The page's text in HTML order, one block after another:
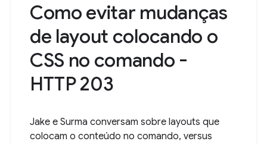
Como evitar mudanças
de layout colocando o
CSS no comando -
HTTP 203
Jake e Surma conversam sobre layouts que
colocam o conteúdo no comando, versus